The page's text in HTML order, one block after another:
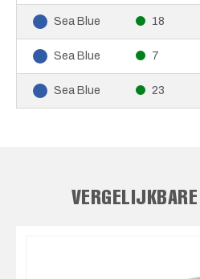
Sea Blue 18
Sea Blue 7
Sea Blue 23